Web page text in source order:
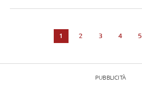
1 2 3 4 5
PUBBLICITÀ